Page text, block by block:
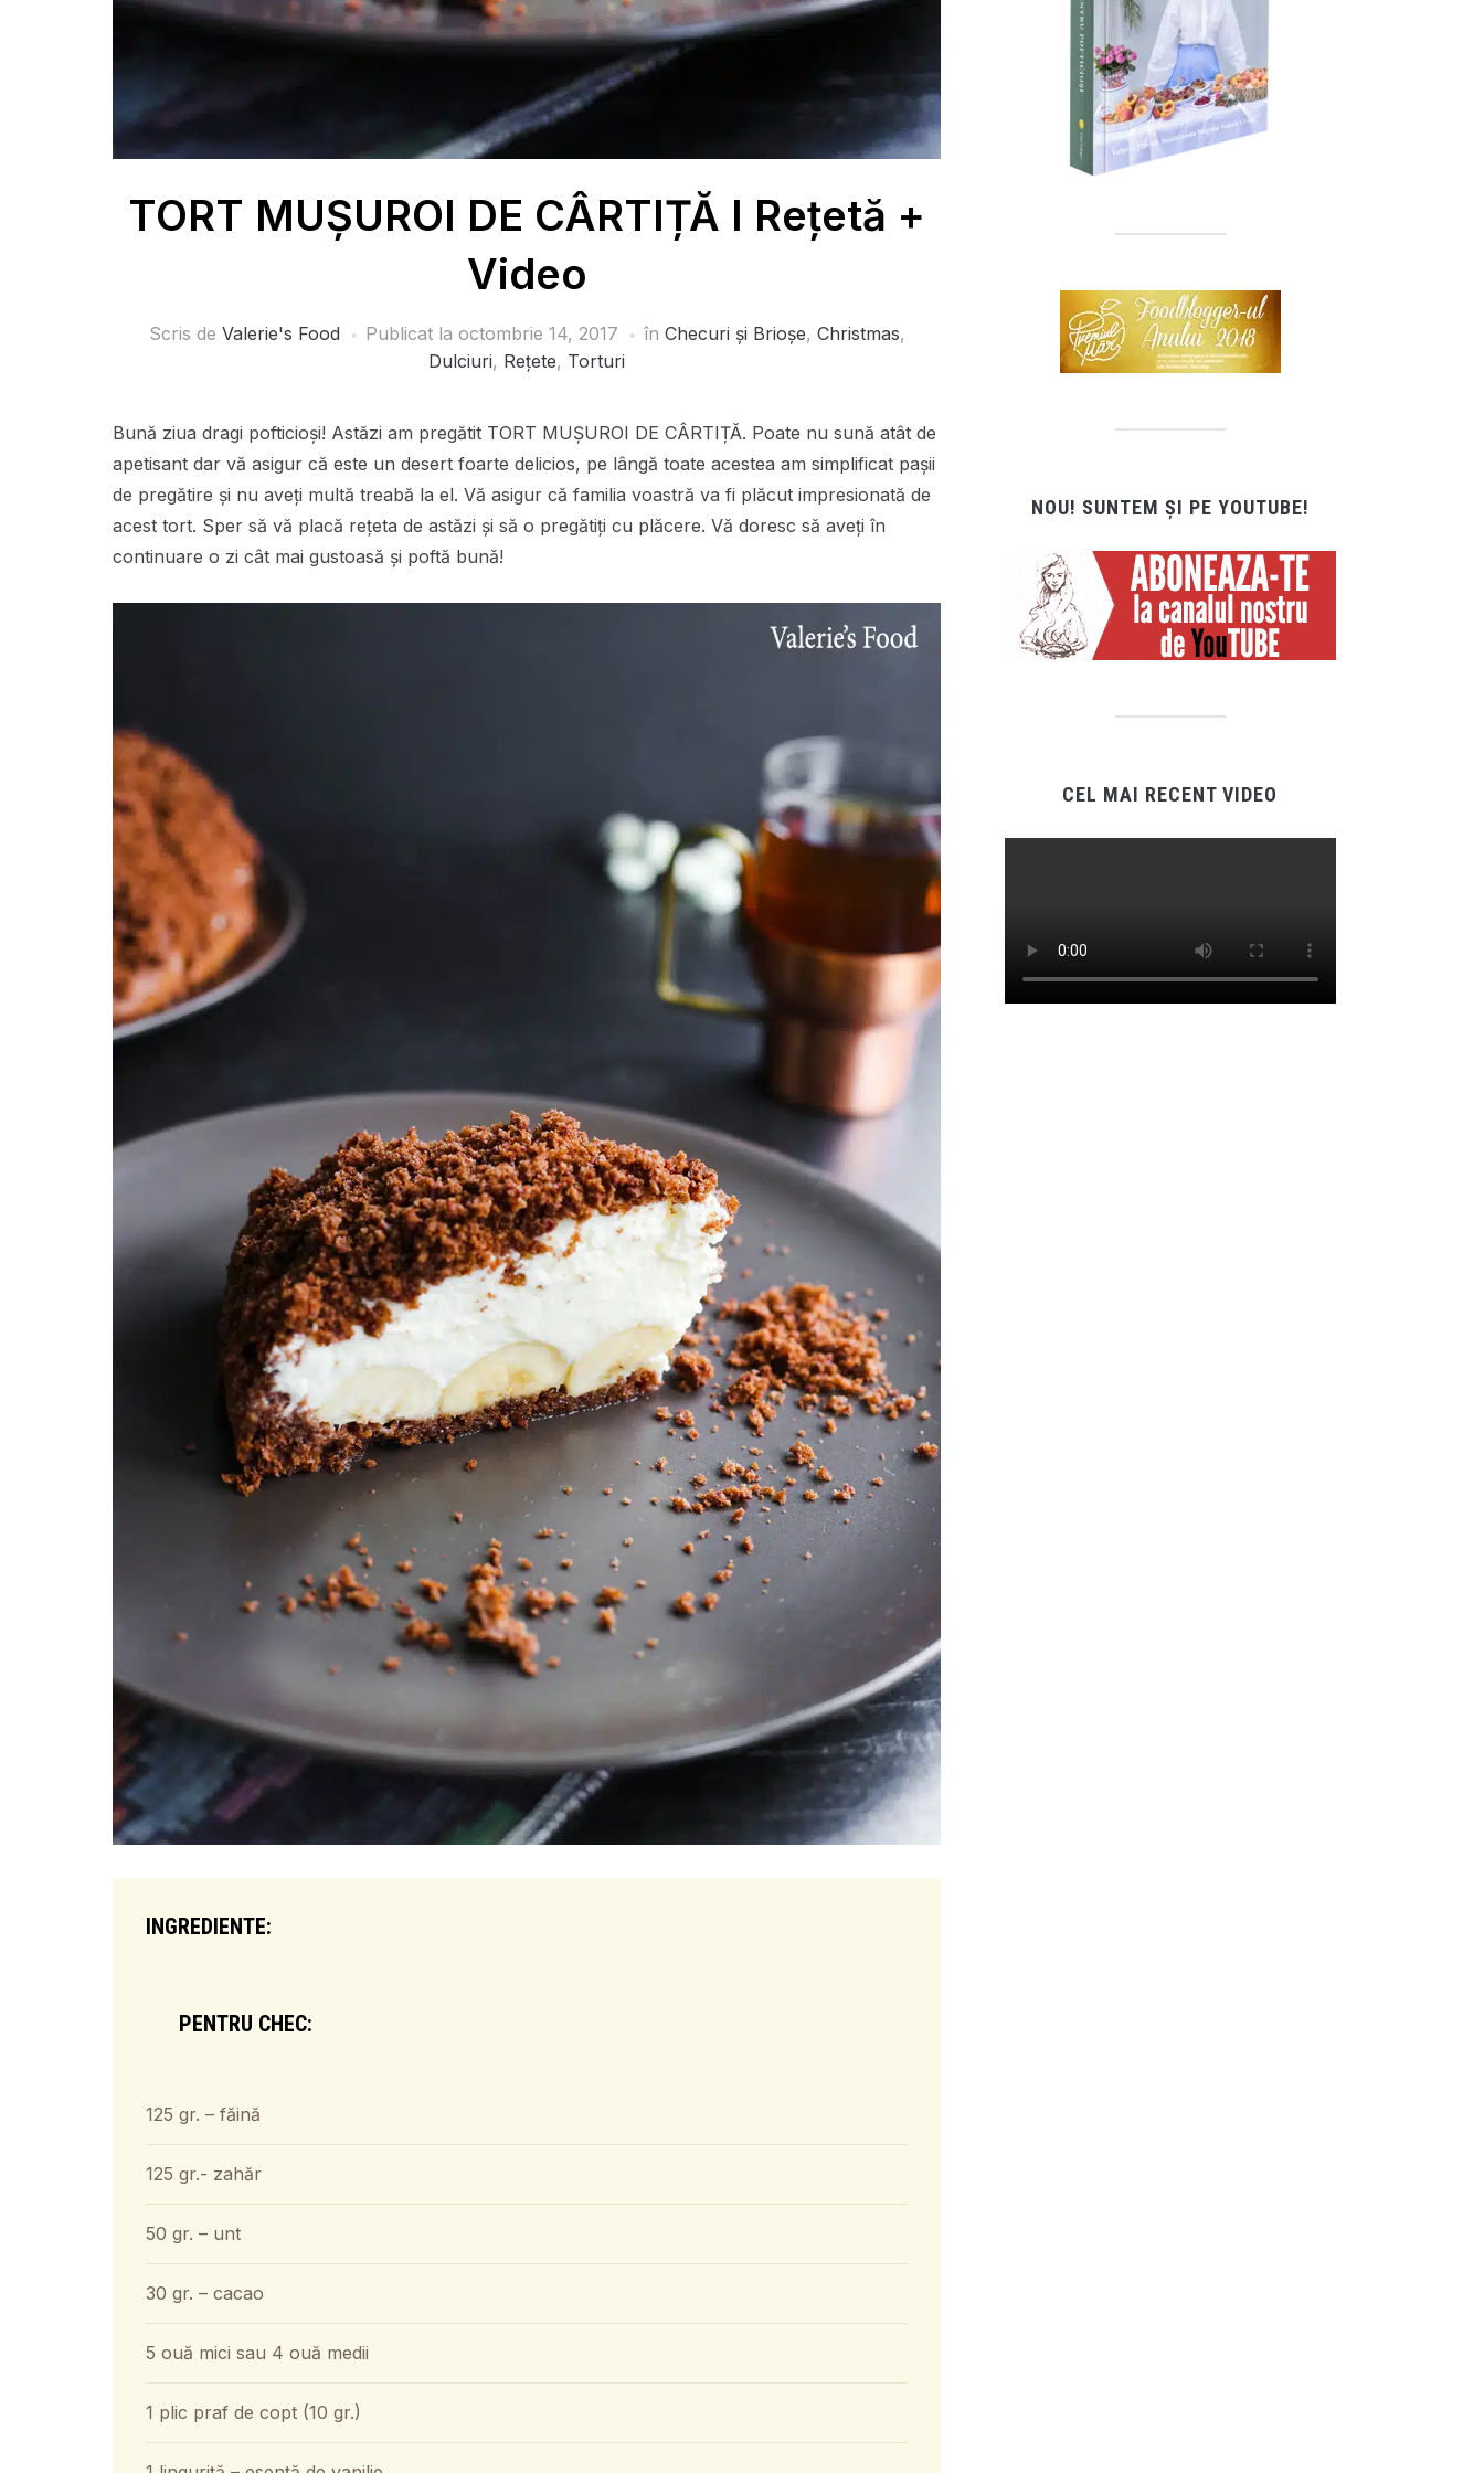
TORT MUȘUROI DE CÂRTIȚĂ I Rețetă +
Video
Scris de Valerie's Food Publicat la octombrie 14, 2017 în Checuri și Brioșe, Christmas,
Dulciuri, Rețete, Torturi
Bună ziua dragi pofticioși! Astăzi am pregătit TORT MUȘUROI DE CÂRTIȚĂ. Poate nu sună atât de
apetisant dar vă asigur că este un desert foarte delicios, pe lângă toate acestea am simplificat pașii
de pregătire și nu aveți multă treabă la el. Vă asigur că familia voastră va fi plăcut impresionată de
acest tort. Sper să vă placă rețeta de astăzi și să o pregătiți cu plăcere. Vă doresc să aveți în
continuare o zi cât mai gustoasă și poftă bună!
INGREDIENTE:
PENTRU CHEC:
125 gr. – făină
125 gr.- zahăr
50 gr. – unt
30 gr. – cacao
5 ouă mici sau 4 ouă medii
1 plic praf de copt (10 gr.)
NOU! SUNTEM ȘI PE YOUTUBE!
CEL MAI RECENT VIDEO